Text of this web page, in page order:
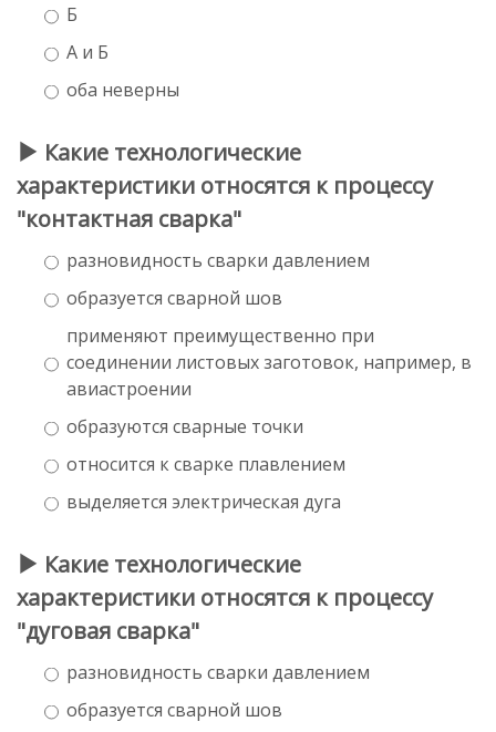
Б
А и Б
оба неверны
Какие технологические
характеристики относятся к процессу
"контактная сварка"
разновидность сварки давлением
образуется сварной шов
применяют преимущественно при
соединении листовых заготовок, например, в
авиастроении
образуются сварные точки
относится к сварке плавлением
выделяется электрическая дуга
Какие технологические
характеристики относятся к процессу
"дуговая сварка"
разновидность сварки давлением
образуется сварной шов